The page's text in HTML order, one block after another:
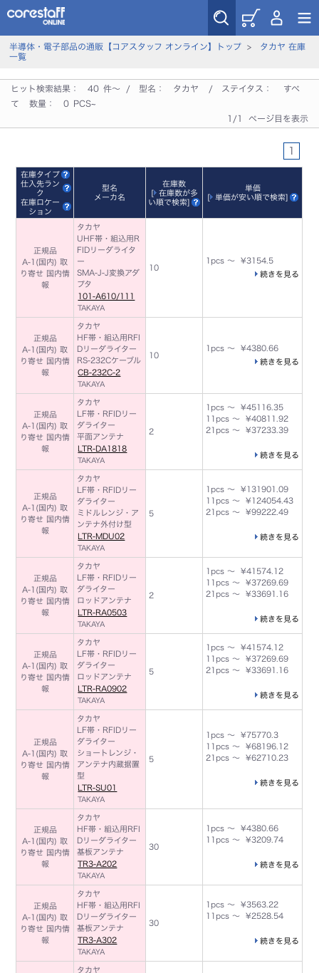
半導体・電子部品の通販【コアスタッフ オンライン】トップ>
タカヤ 在庫
一覧
ヒット検索結果： 40 件～ / 型名： タカヤ / ステイタス：
すべ
て
数量： 0 PCS~
1/1 ページ目を表示
1
在庫タイプ
仕入先ラン
ク
在庫ロケー
ション
型名
メーカ名
在庫数
[
在庫数が多
い順で検索]
単価
[
単価が安い順で検索]
正規品
A-1(国内) 取
り寄せ 国内情
報
タカヤ
UHF帯・組込用R
FIDリーダライタ
ー
SMA-J-J変換アダ
プタ
101-A610/111
TAKAYA
10
1pcs ～ ¥3154.5
続きを見る
正規品
A-1(国内) 取
り寄せ 国内情
報
タカヤ
HF帯・組込用RFI
Dリーダライター
RS-232Cケーブル
CB-232C-2
TAKAYA
10
1pcs ～ ¥4380.66
続きを見る
正規品
A-1(国内) 取
り寄せ 国内情
報
タカヤ
LF帯・RFIDリー
ダライター
平面アンテナ
LTR-DA1818
TAKAYA
2
1pcs ～ ¥45116.35
11pcs ～ ¥40811.92
21pcs ～ ¥37233.39
続きを見る
正規品
A-1(国内) 取
り寄せ 国内情
報
タカヤ
LF帯・RFIDリー
ダライター
ミドルレンジ・ア
ンテナ外付け型
LTR-MDU02
TAKAYA
5
1pcs ～ ¥131901.09
11pcs ～ ¥124054.43
21pcs ～ ¥99222.49
続きを見る
正規品
A-1(国内) 取
り寄せ 国内情
報
タカヤ
LF帯・RFIDリー
ダライター
ロッドアンテナ
LTR-RA0503
TAKAYA
2
1pcs ～ ¥41574.12
11pcs ～ ¥37269.69
21pcs ～ ¥33691.16
続きを見る
正規品
A-1(国内) 取
り寄せ 国内情
報
タカヤ
LF帯・RFIDリー
ダライター
ロッドアンテナ
LTR-RA0902
TAKAYA
5
1pcs ～ ¥41574.12
11pcs ～ ¥37269.69
21pcs ～ ¥33691.16
続きを見る
正規品
A-1(国内) 取
り寄せ 国内情
報
タカヤ
LF帯・RFIDリー
ダライター
ショートレンジ・
アンテナ内蔵据置
型
LTR-SU01
TAKAYA
5
1pcs ～ ¥75770.3
11pcs ～ ¥68196.12
21pcs ～ ¥62710.23
続きを見る
正規品
A-1(国内) 取
り寄せ 国内情
報
タカヤ
HF帯・組込用RFI
Dリーダライター
基板アンテナ
TR3-A202
TAKAYA
30
1pcs ～ ¥4380.66
11pcs ～ ¥3209.74
続きを見る
正規品
A-1(国内) 取
り寄せ 国内情
報
タカヤ
HF帯・組込用RFI
Dリーダライター
基板アンテナ
TR3-A302
TAKAYA
30
1pcs ～ ¥3563.22
11pcs ～ ¥2528.54
続きを見る
タカヤ